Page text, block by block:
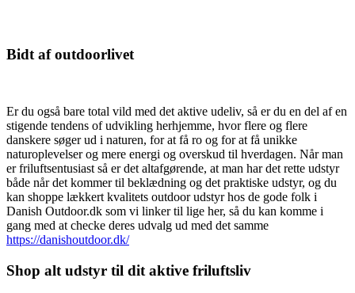
Bidt af outdoorlivet
Er du også bare total vild med det aktive udeliv, så er du en del af en
stigende tendens of udvikling herhjemme, hvor flere og flere
danskere søger ud i naturen, for at få ro og for at få unikke
naturoplevelser og mere energi og overskud til hverdagen. Når man
er friluftsentusiast så er det altafgørende, at man har det rette udstyr
både når det kommer til beklædning og det praktiske udstyr, og du
kan shoppe lækkert kvalitets outdoor udstyr hos de gode folk i
Danish Outdoor.dk som vi linker til lige her, så du kan komme i
gang med at checke deres udvalg ud med det samme
https://danishoutdoor.dk/
Shop alt udstyr til dit aktive friluftsliv